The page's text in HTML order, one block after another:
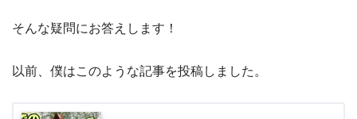
そんな疑問にお答えします！
以前、僕はこのような記事を投稿しました。